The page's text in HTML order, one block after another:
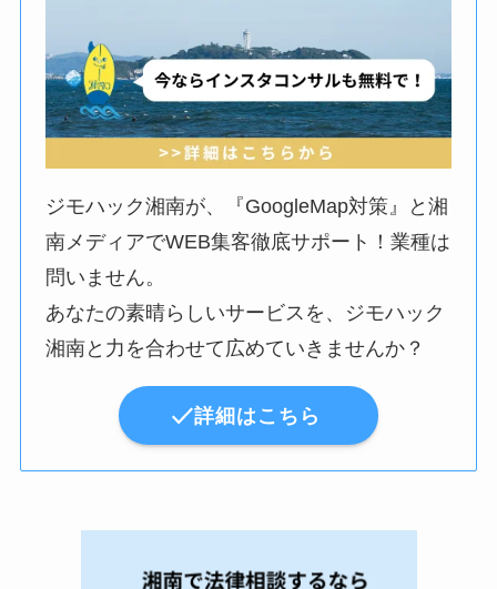
ジモハック湘南が、『GoogleMap対策』と湘
南メディアでWEB集客徹底サポート！業種は
問いません。
あなたの素晴らしいサービスを、ジモハック
湘南と力を合わせて広めていきませんか？
詳細はこちら